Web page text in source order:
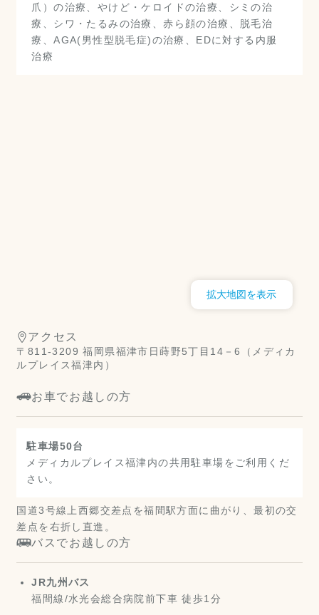
爪）の治療、やけど・ケロイドの治療、シミの治
療、シワ・たるみの治療、赤ら顔の治療、脱毛治
療、AGA(男性型脱毛症)の治療、EDに対する内服
治療
拡大地図を表示
アクセス
〒811-3209 福岡県福津市日蒔野5丁目14－6（メディカ
ルプレイス福津内）
お車でお越しの方
駐車場50台
メディカルプレイス福津内の共用駐車場をご利用くだ
さい。
国道3号線上西郷交差点を福間駅方面に曲がり、最初の交
差点を右折し直進。
バスでお越しの方
JR九州バス
福間線/水光会総合病院前下車 徒歩1分